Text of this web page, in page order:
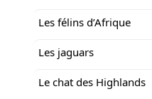
Les félins d’Afrique
Les jaguars
Le chat des Highlands